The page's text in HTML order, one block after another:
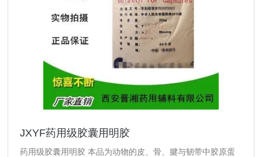
JXYF药用级胶囊用明胶
药用级胶囊用明胶 本品为动物的皮、骨、腱与韧带中胶原蛋